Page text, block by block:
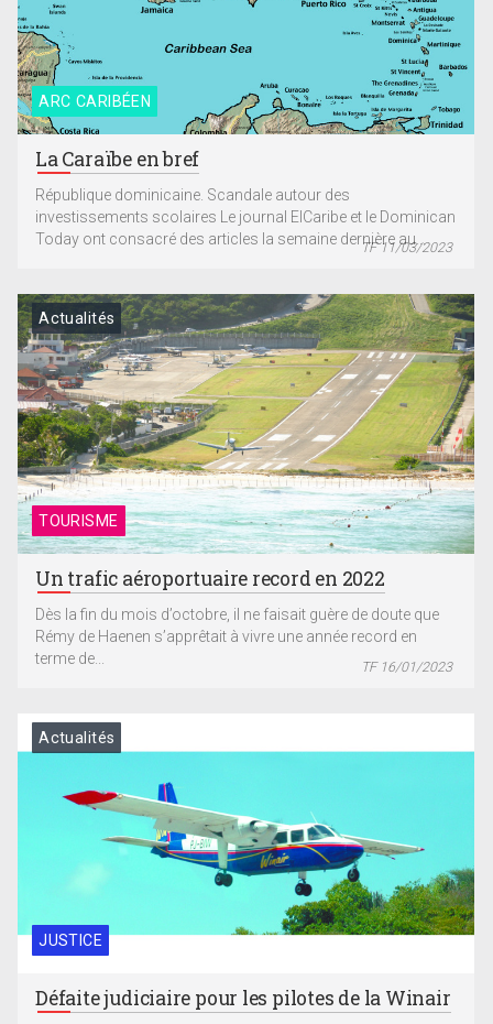
ARC CARIBÉEN
La Caraïbe en bref
République dominicaine. Scandale autour des
investissements scolaires Le journal ElCaribe et le Dominican
Today ont consacré des articles la semaine dernière au...
TF 11/03/2023
TOURISME
Actualités
Un trafic aéroportuaire record en 2022
Dès la fin du mois d’octobre, il ne faisait guère de doute que
Rémy de Haenen s’apprêtait à vivre une année record en
terme de...
TF 16/01/2023
JUSTICE
Actualités
Défaite judiciaire pour les pilotes de la Winair